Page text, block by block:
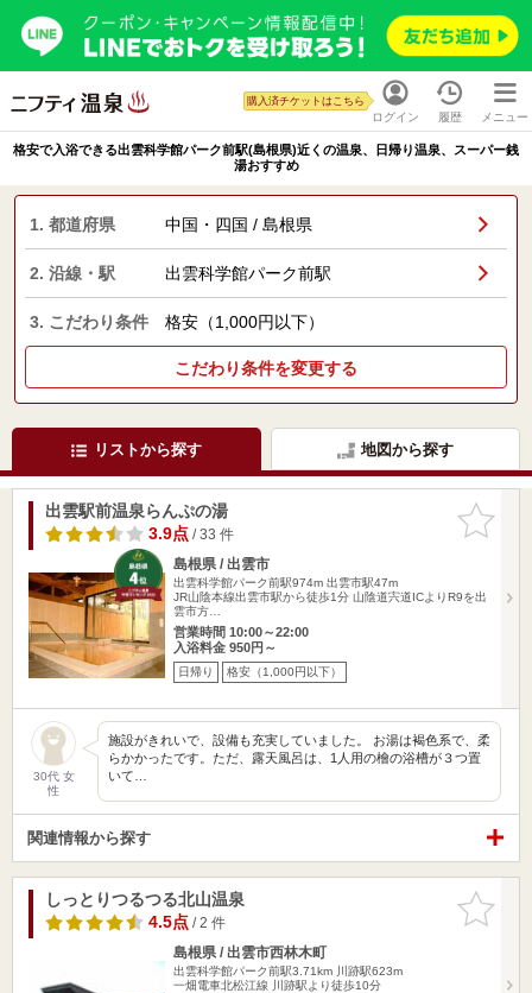
ログイン
購入済チケットはこちら
履歴 メニュー
格安で入浴できる出雲科学館パーク前駅(島根県)近くの温泉、日帰り温泉、スーパー銭
湯おすすめ
1. 都道府県 中国・四国 / 島根県
2. 沿線・駅 出雲科学館パーク前駅
3. こだわり条件 格安（1,000円以下）
こだわり条件を変更する
リストから探す 地図から探す
お気に入
りに追加
出雲駅前温泉らんぷの湯
3.9点/ 33 件
島根県 / 出雲市
出雲科学館パーク前駅974m 出雲市駅47m
JR山陰本線出雲市駅から徒歩1分 山陰道宍道ICよりR9を出
雲市方…
営業時間 10:00～22:00
入浴料金 950円～
日帰り 格安（1,000円以下）
30代 女
性
施設がきれいで、設備も充実していました。 お湯は褐色系で、柔
らかかったです。ただ、露天風呂は、1人用の檜の浴槽が３つ置
いて…
関連情報から探す
お気に入
りに追加
しっとりつるつる北山温泉
4.5点/ 2 件
島根県 / 出雲市西林木町
出雲科学館パーク前駅3.71km
川跡駅623m
一畑電車北松江線 川跡駅より徒歩10分